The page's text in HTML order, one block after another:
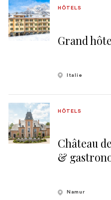
Grand
HÔTELS
Italie
Château
&
HÔTELS
Namur